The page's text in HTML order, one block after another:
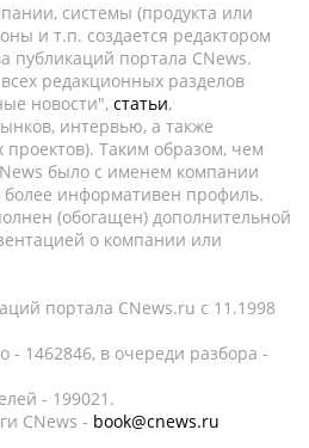
системы (продукта или
и т.п. создается редактором
публикаций портала CNews.
редакционных разделов
новости", статьи,
интервью, а также
Таким образом, чем
было с именем компании
более информативен профиль.
(обогащен) дополнительной
о компании или
портала CNews.ru c 11.1998
1462846, в очереди разбора -
- 199021.
CNews - book@cnews.ru